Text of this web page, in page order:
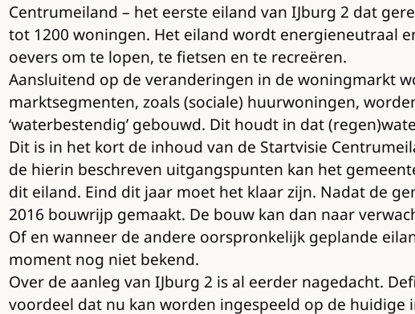
Centrumeiland – het eerste eiland van IJburg 2 dat
tot 1200 woningen. Het eiland wordt energieneutraal
oevers om te lopen, te fietsen en te recreëren.
Aansluitend op de veranderingen in de woningmarkt
marktsegmenten, zoals (sociale) huurwoningen,
‘waterbestendig’ gebouwd. Dit houdt in dat
Dit is in het kort de inhoud van de Startvisie
de hierin beschreven uitgangspunten kan het
dit eiland. Eind dit jaar moet het klaar zijn. Nadat de
2016 bouwrijp gemaakt. De bouw kan dan naar
Of en wanneer de andere oorspronkelijk geplande
moment nog niet bekend.
Over de aanleg van IJburg 2 is al eerder nagedacht.
voordeel dat nu kan worden ingespeeld op de